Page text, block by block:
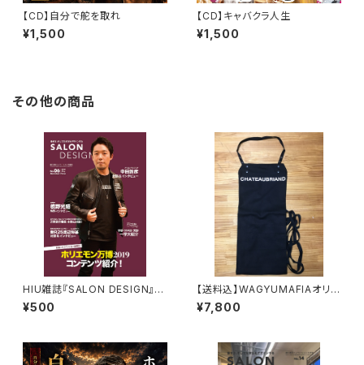
【CD】自分で舵を取れ
¥1,500
【CD】キャバクラ人生
¥1,500
その他の商品
HIU雑誌『SALON DESIGN』v
ol.6（電子版）
¥500
【送料込】WAGYUMAFIAオリジ
ナル CHATEAUBRIAND エプ
ロン ブラック
¥7,800